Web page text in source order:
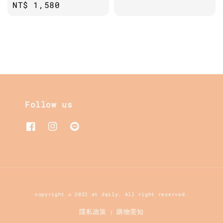
Regular
NT$ 1,580
Follow us
copyright © 2022 at daily. All right reserved.
隱私政策 |購物需知